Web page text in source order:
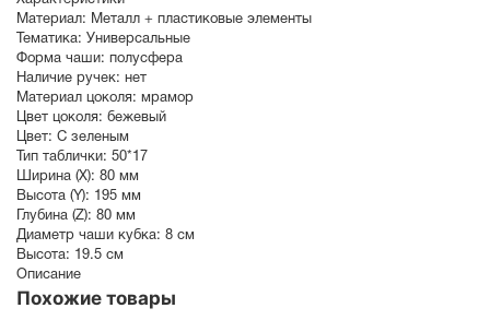
Материал: Металл + пластиковые элементы
Тематика: Универсальные
Форма чаши: полусфера
Наличие ручек: нет
Материал цоколя: мрамор
Цвет цоколя: бежевый
Цвет: С зеленым
Тип таблички: 50*17
Ширина (X): 80 мм
Высота (Y): 195 мм
Глубина (Z): 80 мм
Диаметр чаши кубка: 8 см
Высота: 19.5 см
Описание
Похожие товары